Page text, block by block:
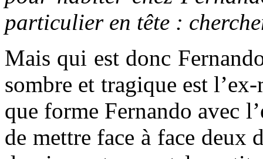
particulier en tête :
Mais qui est donc
sombre et tragique est
que forme Fernando avec
de mettre face à face deux